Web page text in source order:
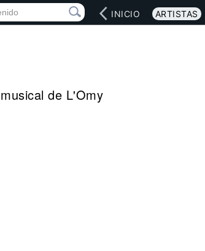
INICIO ARTISTAS
de L'Omy